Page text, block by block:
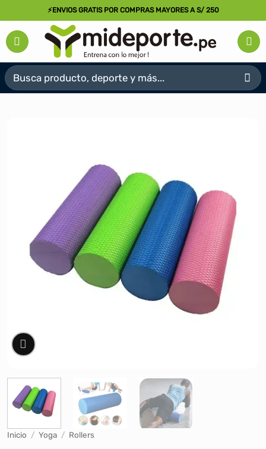
al
contenido
⚡ENVIOS GRATIS POR COMPRAS MAYORES A S/ 250
Buscar
por:
Inicio / Yoga / Rollers